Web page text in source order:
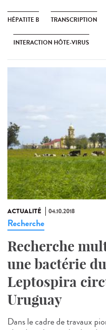
HÉPATITE B TRANSCRIPTION
INTERACTION HÔTE-VIRUS
ACTUALITÉ 04.10.2018
Recherche
Recherche
une bactérie
Leptospira
Uruguay
Dans le cadre de travaux